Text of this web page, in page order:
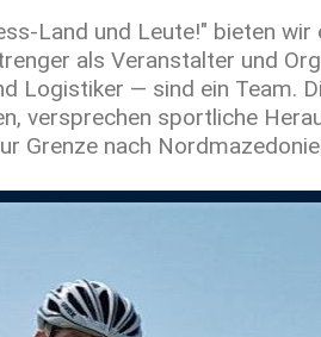
Land und Leute!" bieten
als Veranstalter und
Logistiker — sind ein Team.
versprechen sportliche
Grenze nach